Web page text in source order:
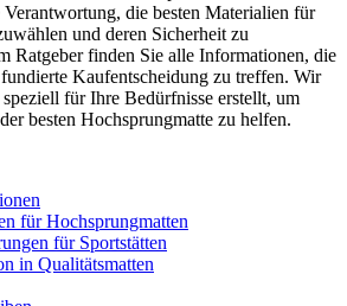
Verantwortung, die besten Materialien für
und deren Sicherheit zu
Ratgeber finden Sie alle Informationen, die
Kaufentscheidung zu treffen. Wir
für Ihre Bedürfnisse erstellt, um
besten Hochsprungmatte zu helfen.
für Hochsprungmatten
für Sportstätten
in Qualitätsmatten